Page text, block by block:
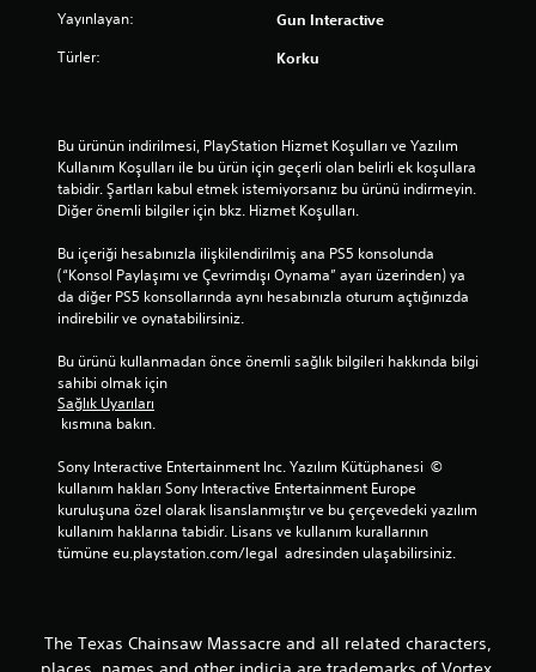
Yayınlayan: Gun Interactive
Türler: Korku
Bu ürünün indirilmesi, PlayStation Hizmet Koşulları ve Yazılım
Kullanım Koşulları ile bu ürün için geçerli olan belirli ek koşullara
tabidir. Şartları kabul etmek istemiyorsanız bu ürünü indirmeyin.
Diğer önemli bilgiler için bkz. Hizmet Koşulları.
Bu içeriği hesabınızla ilişkilendirilmiş ana PS5 konsolunda
(“Konsol Paylaşımı ve Çevrimdışı Oynama” ayarı üzerinden) ya
da diğer PS5 konsollarında aynı hesabınızla oturum açtığınızda
indirebilir ve oynatabilirsiniz.
Bu ürünü kullanmadan önce önemli sağlık bilgileri hakkında bilgi
sahibi olmak için
Sağlık Uyarıları
kısmına bakın.
Sony Interactive Entertainment Inc. Yazılım Kütüphanesi  ©
kullanım hakları Sony Interactive Entertainment Europe
kuruluşuna özel olarak lisanslanmıştır ve bu çerçevedeki yazılım
kullanım haklarına tabidir. Lisans ve kullanım kurallarının
tümüne eu.playstation.com/legal  adresinden ulaşabilirsiniz.
The Texas Chainsaw Massacre and all related characters,